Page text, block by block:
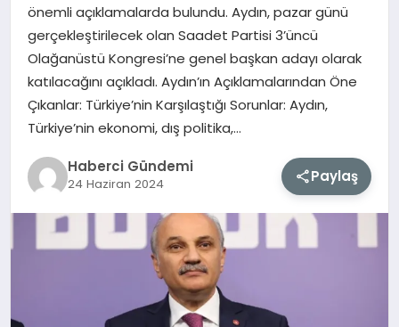
SAĞLIK
TEKNOLOJI
önemli açıklamalarda bulundu. Aydın, pazar günü
gerçekleştirilecek olan Saadet Partisi 3’üncü
Olağanüstü Kongresi’ne genel başkan adayı olarak
katılacağını açıkladı. Aydın’ın Açıklamalarından Öne
Çıkanlar: Türkiye’nin Karşılaştığı Sorunlar: Aydın,
Türkiye’nin ekonomi, dış politika,…
Haberci Gündemi
24 Haziran 2024 Paylaş